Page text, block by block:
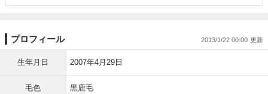
プロフィール 2013/1/22 00:00
生年月日 2007年4月29日
毛色 黒鹿毛